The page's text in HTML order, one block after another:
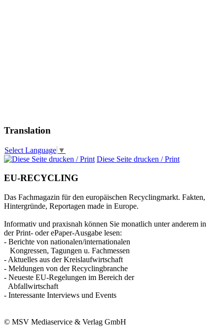
Translation
Select Language ▼
Diese Seite drucken / Print
EU-RECYCLING
Das Fachmagazin für den europäischen Recyclingmarkt. Fakten,
Hintergründe, Reportagen made in Europe.
Informativ und praxisnah können Sie monatlich unter anderem in
der Print- oder ePaper-Ausgabe lesen:
- Berichte von nationalen/internationalen
Kongressen, Tagungen u. Fachmessen
- Aktuelles aus der Kreislaufwirtschaft
- Meldungen von der Recyclingbranche
- Neueste EU-Regelungen im Bereich der
Abfallwirtschaft
- Interessante Interviews und Events
© MSV Mediaservice & Verlag GmbH